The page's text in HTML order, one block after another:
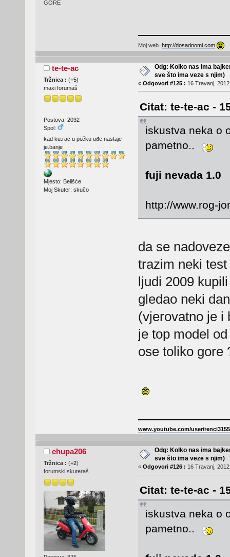
GORE
Moj web http://dosadnomi.com
te-te-ac
Tržnica : (+5)
maxi forumaš
Postova: 2032
Spol:
kad ku.rac u pi.čku uđe nastaje
je.banje
Mjesto: Belišće
Moj Skuter: skučo
Odg: Kolko nas ima
sve što ima veze s njim)
« Odgovori #125 : 16 Travanj,
Citat: te-te-ac -
iskustva neka o
pametno..
fuji nevada 1.0
http://www.rog-
da se
trazim neki
ljudi 2009
gledao neki
(vjerovatno je i
je top model
ose toliko gore
www.youtube.com/user/
chupa206
Tržnica : (+2)
forumski skuteraš
Odg: Kolko nas ima
sve što ima veze s njim)
« Odgovori #126 : 16 Travanj,
Citat: te-te-ac -
iskustva neka o
pametno..